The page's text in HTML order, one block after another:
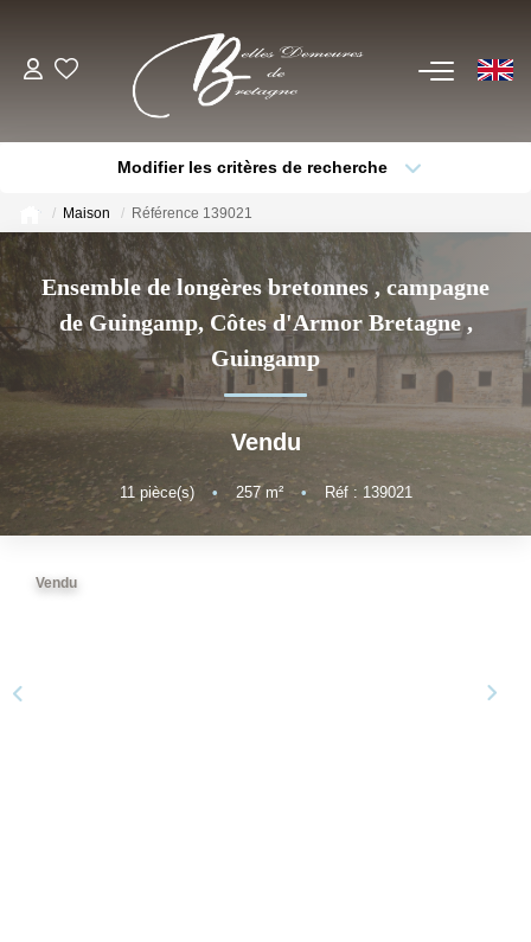
EN
Voir Tous Nos Biens
Châteaux & Manoirs
Propriétés Avec Étangs, Moulins
Bord De Mer
Propriétés Équestres, Rurales
Autres Demeures De Charme
ESTIMER
VENDRE
Modifier les critères de recherche
Sélectionnez...
Thèmes
Budget max
Plus de critères Créer une alerte
Maison Référence 139021
Ensemble de longères bretonnes , campagne
de Guingamp, Côtes d'Armor Bretagne,
Guingamp
Vendu
11 pièce(s) • 257m² • Réf : 139021
Vendu